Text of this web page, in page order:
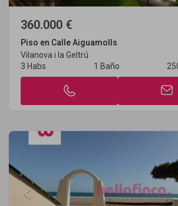
360.000 €
Piso en Calle Aiguamolls
Vilanova i la Geltrú
3 Habs
1 Baño